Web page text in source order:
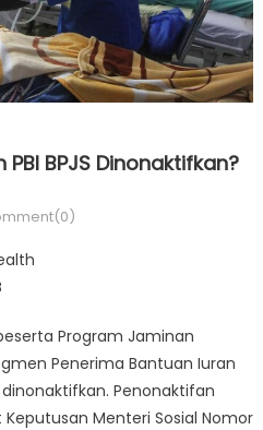
BPJS Dinonaktifkan?
Program Jaminan
Penerima Bantuan Iuran
Penonaktifan
Menteri Sosial Nomor